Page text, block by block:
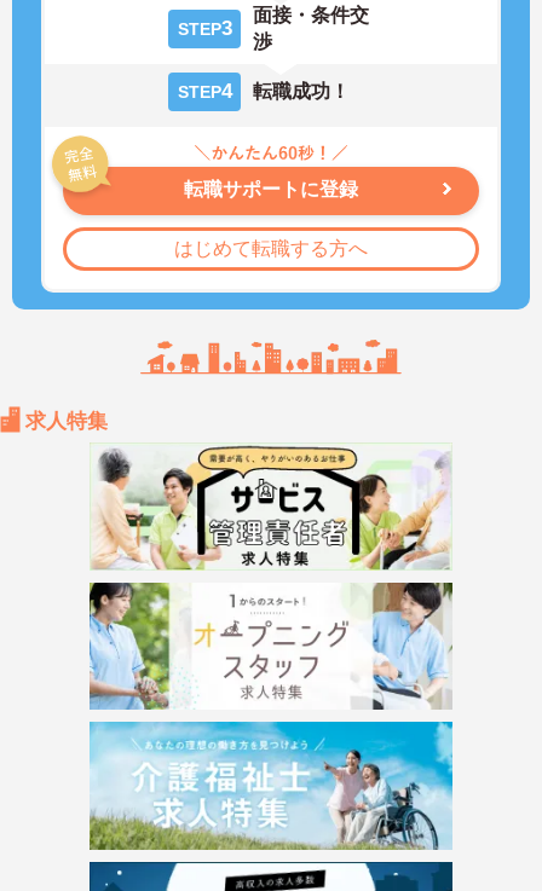
STEP3
面接・条件交
渉
STEP4 転職成功！
転職サポートに登録
はじめて転職する方へ
求人特集